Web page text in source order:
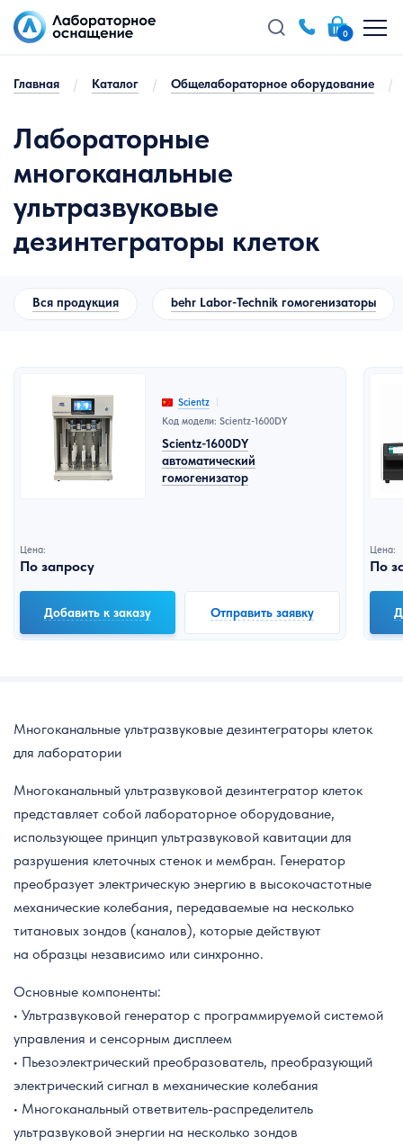
0
Главная / Каталог / Общелабораторное оборудование /
Лабораторные
многоканальные
ультразвуковые
дезинтеграторы клеток
Вся продукция behr Labor-Technik гомогенизаторы
Scientz
Код модели: Scientz-1600DY
Scientz-1600DY
автоматический
гомогенизатор
Цена:
По запросу
Добавить к заказу Отправить заявку
Цена:
По
Многоканальные ультразвуковые дезинтеграторы клеток
для лаборатории
Многоканальный ультразвуковой дезинтегратор клеток
представляет собой лабораторное оборудование,
использующее принцип ультразвуковой кавитации для
разрушения клеточных стенок и мембран. Генератор
преобразует электрическую энергию в высокочастотные
механические колебания, передаваемые на несколько
титановых зондов (каналов), которые действуют
на образцы независимо или синхронно.
Основные компоненты:
• Ультразвуковой генератор с программируемой системой
управления и сенсорным дисплеем
• Пьезоэлектрический преобразователь, преобразующий
электрический сигнал в механические колебания
• Многоканальный ответвитель-распределитель
ультразвуковой энергии на несколько зондов